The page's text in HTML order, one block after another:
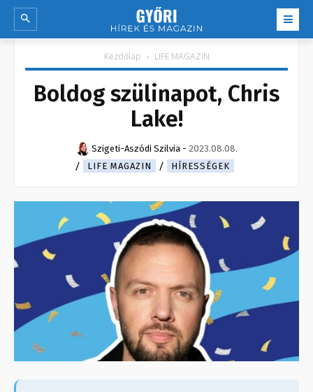
Kezdőlap LIFE MAGAZIN
Boldog szülinapot, Chris
Lake!
Szigeti-Aszódi Szilvia - 2023.08.08.
LIFE MAGAZIN
HÍRESSÉGEK